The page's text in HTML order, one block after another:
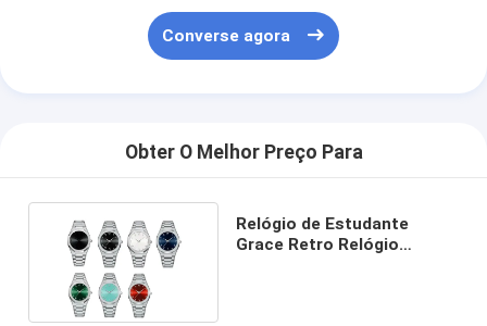
Converse agora
Obter O Melhor Preço Para
Relógio de Estudante
Grace Retro Relógio